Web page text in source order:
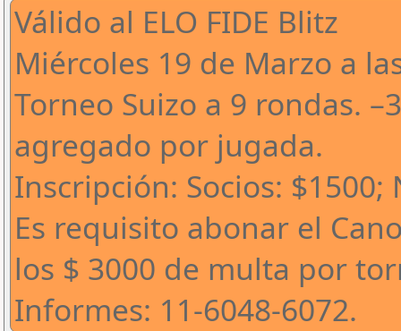
Válido al ELO FIDE Blitz
Miércoles 19 de Marzo a
Torneo Suizo a 9 rondas.
agregado por jugada.
Inscripción: Socios: $1500;
Es requisito abonar el
los $ 3000 de multa por
Informes: 11-6048-6072.